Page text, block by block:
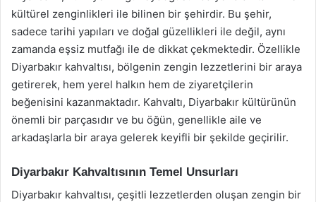
kültürel zenginlikleri ile bilinen bir şehirdir. Bu şehir,
sadece tarihi yapıları ve doğal güzellikleri ile değil, aynı
zamanda eşsiz mutfağı ile de dikkat çekmektedir. Özellikle
Diyarbakır kahvaltısı, bölgenin zengin lezzetlerini bir araya
getirerek, hem yerel halkın hem de ziyaretçilerin
beğenisini kazanmaktadır. Kahvaltı, Diyarbakır kültürünün
önemli bir parçasıdır ve bu öğün, genellikle aile ve
arkadaşlarla bir araya gelerek keyifli bir şekilde geçirilir.
Diyarbakır Kahvaltısının Temel Unsurları
Diyarbakır kahvaltısı, çeşitli lezzetlerden oluşan zengin bir